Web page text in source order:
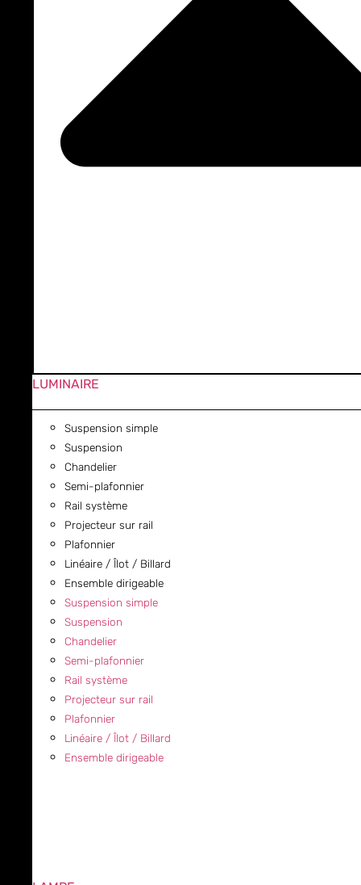
LUMINAIRE
Suspension simple
Suspension
Chandelier
Semi-plafonnier
Rail système
Projecteur sur rail
Plafonnier
Linéaire / Îlot / Billard
Ensemble dirigeable
Suspension simple
Suspension
Chandelier
Semi-plafonnier
Rail système
Projecteur sur rail
Plafonnier
Linéaire / Îlot / Billard
Ensemble dirigeable